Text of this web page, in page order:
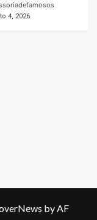
4, 2026
by AF